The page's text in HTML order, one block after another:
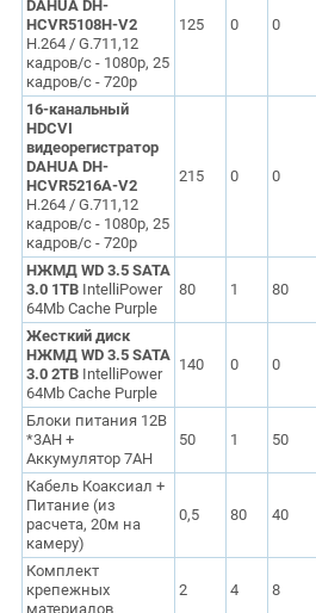
DAHUA DH-
HCVR5108H-V2
H.264 / G.711,12
кадров/с - 1080p, 25
кадров/с - 720p
125 0 0
16-канальный
HDCVI
видеорегистратор
DAHUA DH-
HCVR5216A-V2
H.264 / G.711,12
кадров/с - 1080p, 25
кадров/с - 720p
215 0 0
НЖМД WD 3.5 SATA
3.0 1TBIntelliPower
64Mb Cache Purple
80 1 80
Жесткий диск
НЖМД WD 3.5 SATA
3.0 2TBIntelliPower
64Mb Cache Purple
140 0 0
Блоки питания 12В
*3AH +
Аккумулятор 7AH
50 1 50
Кабель Коаксиал +
Питание (из
расчета, 20м на
камеру)
0,5 80 40
Комплект
крепежных
материалов
2 4 8